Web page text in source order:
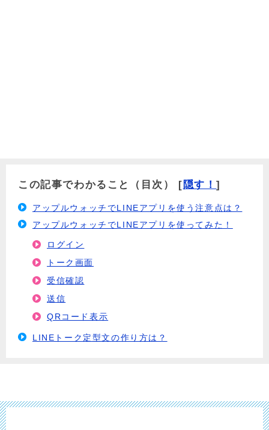
この記事でわかること（目次） [ 隠す！]
アップルウォッチでLINEアプリを使う注意点は？
アップルウォッチでLINEアプリを使ってみた！
ログイン
トーク画面
受信確認
送信
QRコード表示
LINEトーク定型文の作り方は？